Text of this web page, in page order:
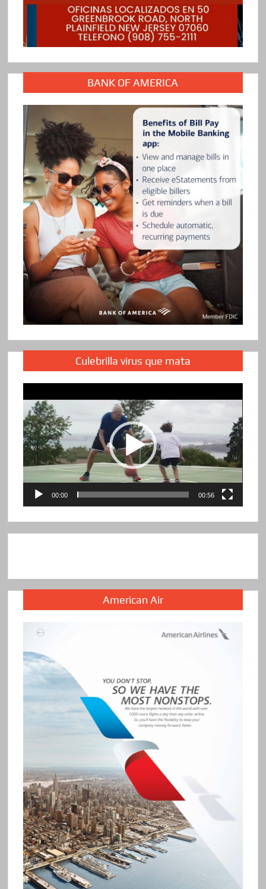
BANK OF AMERICA
Culebrilla virus que mata
de
vídeo
00:00 00:56
American Air